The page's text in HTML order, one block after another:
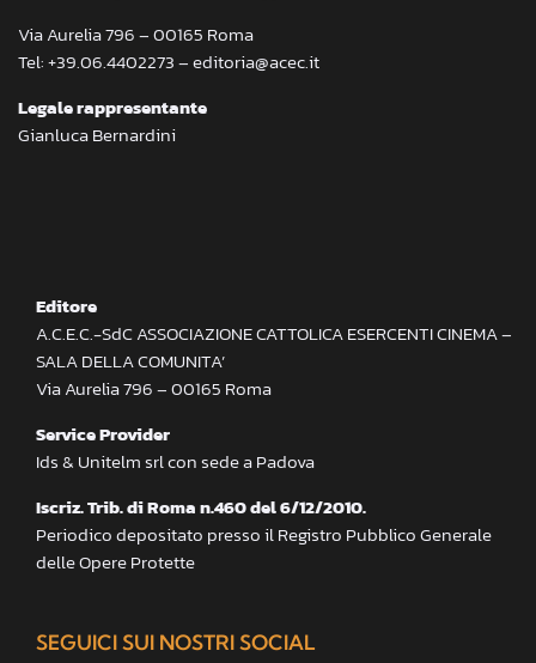
Via Aurelia 796 – 00165 Roma
Tel: +39.06.4402273 – editoria@acec.it
Legale rappresentante
Gianluca Bernardini
Editore
A.C.E.C.-SdC ASSOCIAZIONE CATTOLICA ESERCENTI CINEMA –
SALA DELLA COMUNITA’
Via Aurelia 796 – 00165 Roma
Service Provider
Ids & Unitelm srl con sede a Padova
Iscriz. Trib. di Roma n.460 del 6/12/2010.
Periodico depositato presso il Registro Pubblico Generale
delle Opere Protette
SEGUICI SUI NOSTRI SOCIAL